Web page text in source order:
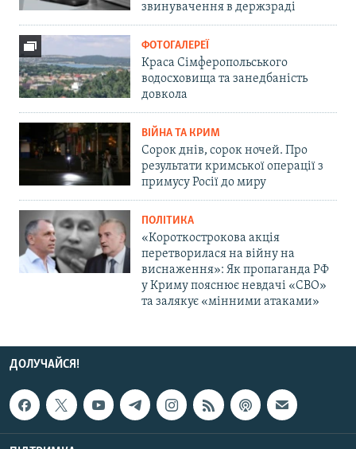
звинувачення в держзраді
ФОТОГАЛЕРЕЇ
Краса Сімферопольського
водосховища та занедбаність
довкола
ВІЙНА ТА КРИМ
Сорок днів, сорок ночей. Про
результати кримської операції з
примусу Росії до миру
ПОЛІТИКА
«Короткострокова акція
перетворилася на війну на
виснаження»: Як пропаганда РФ
у Криму пояснює невдачі «СВО»
та залякує «мінними атаками»
ДОЛУЧАЙСЯ!